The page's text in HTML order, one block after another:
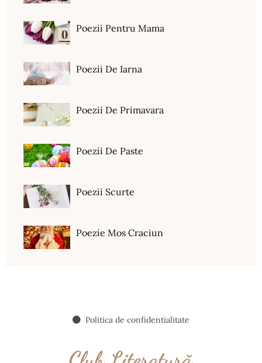
Poezii Pentru Mama
Poezii De Iarna
Poezii De Primavara
Poezii De Paste
Poezii Scurte
Poezie Mos Craciun
Politica de confidentialitate